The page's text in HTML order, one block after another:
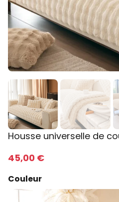
Housse universelle de
45,00 €
Couleur